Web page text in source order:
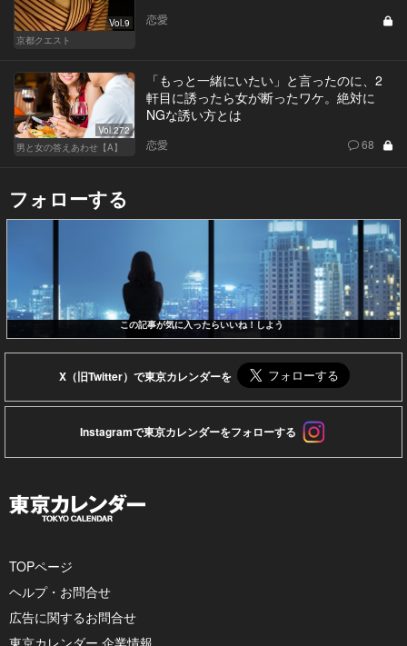
Vol.9
京都クエスト
恋愛
Vol.272
男と女の答えあわせ【A】
「もっと一緒にいたい」と言ったのに、2
軒目に誘ったら女が断ったワケ。絶対に
NGな誘い方とは
恋愛 68
フォローする
この記事が気に入ったらいいね！しよう
X（旧Twitter）で東京カレンダーを
Instagramで東京カレンダーをフォローする
TOPページ
ヘルプ・お問合せ
広告に関するお問合せ
東京カレンダー 企業情報